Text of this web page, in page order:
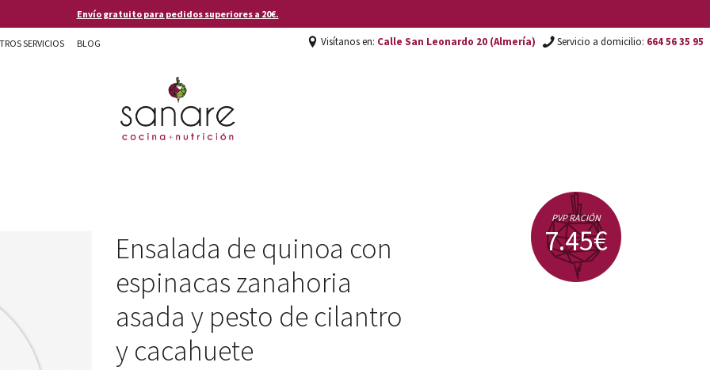
Envío gratuito para pedidos superiores a 20€.
SERVICIOS BLOG Visítanos en: Calle San Leonardo 20 (Almería) Servicio a domicilio: 664 56 35 95
Ensalada de quinoa con
espinacas zanahoria
asada y pesto de cilantro
y cacahuete
PVP RACIÓN
7.45€